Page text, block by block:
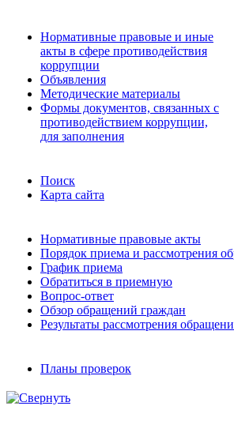
Нормативные правовые и иные
акты в сфере противодействия
коррупции
Объявления
Методические материалы
Формы документов, связанных с
противодействием коррупции,
для заполнения
Поиск
Карта сайта
Нормативные правовые акты
Порядок приема и рассмотрения
График приема
Обратиться в приемную
Вопрос-ответ
Обзор обращений граждан
Результаты рассмотрения
Планы проверок